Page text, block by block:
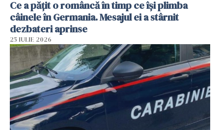
Ce a pățit o româncă în timp ce își plimba
câinele în Germania. Mesajul ei a stârnit
dezbateri aprinse
25 IULIE 2026